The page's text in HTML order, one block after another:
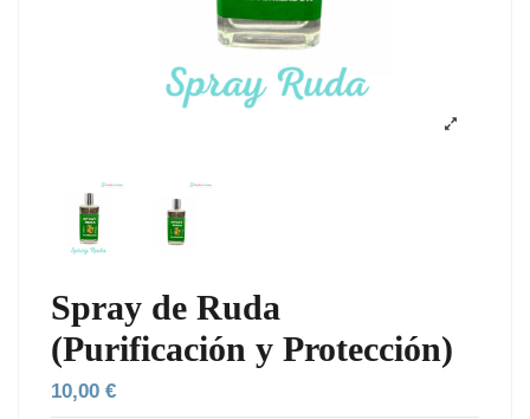
Spray de Ruda
(Purificación y Protección)
10,00 €